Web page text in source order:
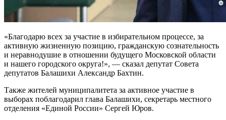
«Благодарю всех за участие в избирательном процессе, за
активную жизненную позицию, гражданскую сознательность
и неравнодушие в отношении будущего Московской области
и нашего городского округа!», — сказал депутат Совета
депутатов Балашихи Александр Бахтин.
Также жителей муниципалитета за активное участие в
выборах поблагодарил глава Балашихи, секретарь местного
отделения «Единой России» Сергей Юров.